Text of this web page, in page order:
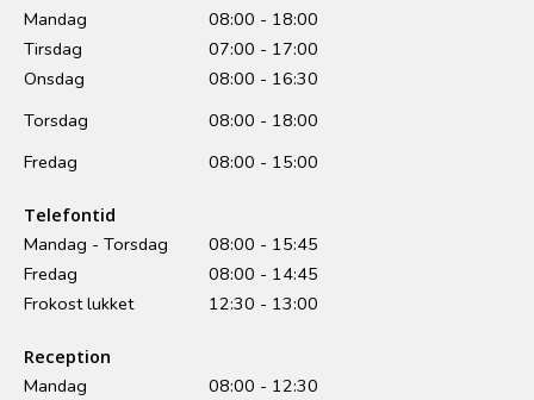
Mandag
08:00 - 18:00
Tirsdag
07:00 - 17:00
Onsdag
08:00 - 16:30
Torsdag
08:00 - 18:00
Fredag
08:00 - 15:00
Telefontid
Mandag - Torsdag
08:00 - 15:45
Fredag
08:00 - 14:45
Frokost lukket
12:30 - 13:00
Reception
Mandag 08:00 - 12:30